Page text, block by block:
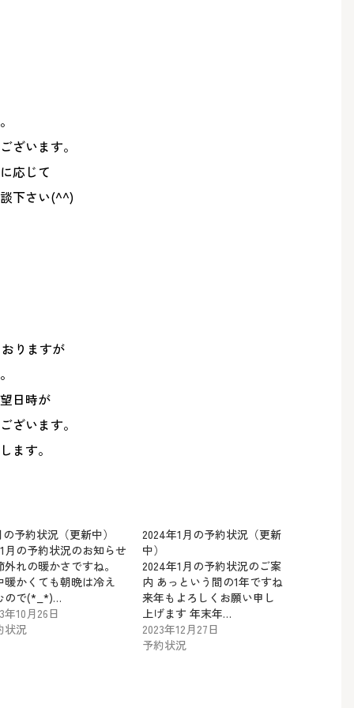
ざいます。
応じて
下さい(^^)
りますが
日時が
ざいます。
ます。
の予約状況（更新中）
月の予約状況のお知らせ
外れの暖かさですね。
暖かくても朝晩は冷え
ので(*_*)…
年10月26日
状況
2024年1月の予約状況（更新
中）
2024年1月の予約状況のご案
内 あっという間の1年ですね
来年もよろしくお願い申し
上げます 年末年…
2023年12月27日
予約状況